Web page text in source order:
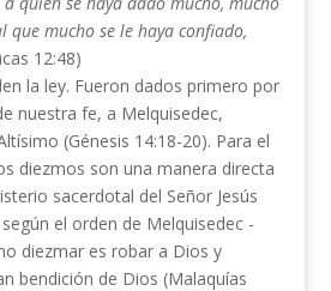
que mucho se le haya confiado,
12:48)
la ley. Fueron dados primero por
nuestra fe, a Melquisedec,
(Génesis 14:18-20). Para el
diezmos son una manera directa
sacerdotal del Señor Jesús
el orden de Melquisedec -
diezmar es robar a Dios y
bendición de Dios (Malaquías